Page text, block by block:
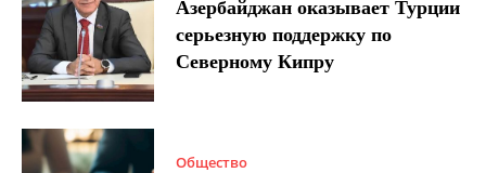
Азербайджан оказывает Турции
серьезную поддержку по
Северному Кипру
Общество